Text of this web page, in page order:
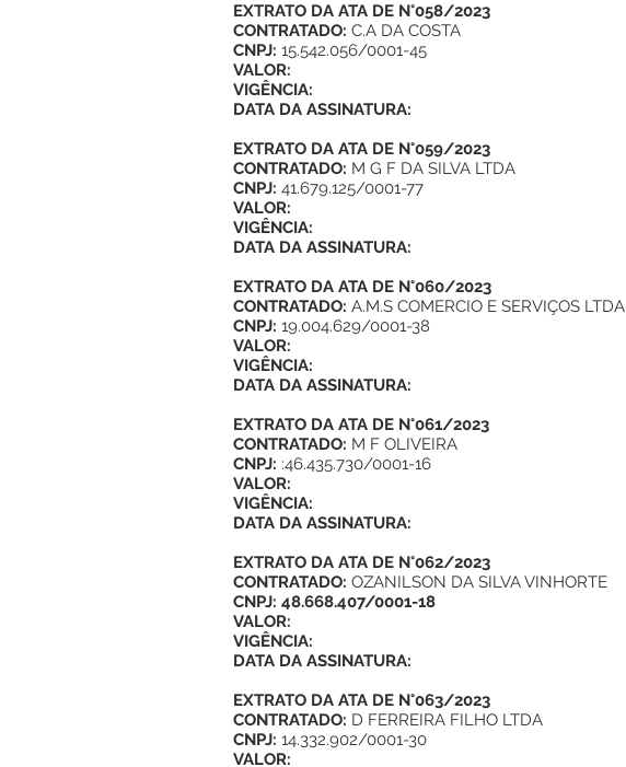
EXTRATO DA ATA DE N°058/2023
CONTRATADO: C.A DA COSTA
CNPJ: 15.542.056/0001-45
VALOR:
VIGÊNCIA:
DATA DA ASSINATURA:
EXTRATO DA ATA DE N°059/2023
CONTRATADO: M G F DA SILVA LTDA
CNPJ: 41.679.125/0001-77
VALOR:
VIGÊNCIA:
DATA DA ASSINATURA:
EXTRATO DA ATA DE N°060/2023
CONTRATADO: A.M.S COMERCIO E SERVIÇOS LTDA
CNPJ: 19.004.629/0001-38
VALOR:
VIGÊNCIA:
DATA DA ASSINATURA:
EXTRATO DA ATA DE N°061/2023
CONTRATADO: M F OLIVEIRA
CNPJ: :46.435.730/0001-16
VALOR:
VIGÊNCIA:
DATA DA ASSINATURA:
EXTRATO DA ATA DE N°062/2023
CONTRATADO: OZANILSON DA SILVA VINHORTE
CNPJ: 48.668.407/0001-18
VALOR:
VIGÊNCIA:
DATA DA ASSINATURA:
EXTRATO DA ATA DE N°063/2023
CONTRATADO: D FERREIRA FILHO LTDA
CNPJ: 14.332.902/0001-30
VALOR: